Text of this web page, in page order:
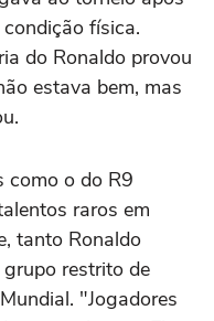
física.
do Ronaldo provou
estava bem, mas
como o do R9
raros em
tanto Ronaldo
restrito de
"Jogadores